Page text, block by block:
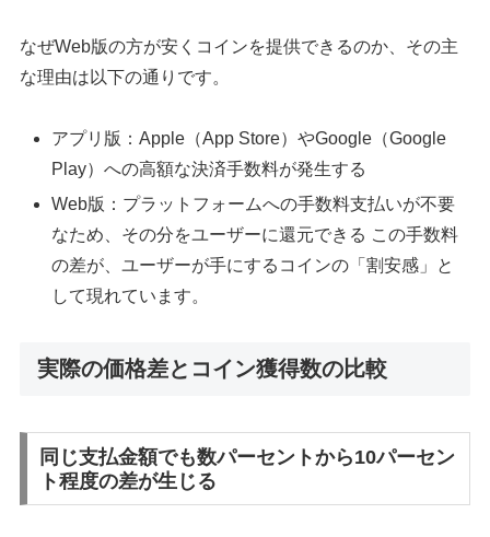
なぜWeb版の方が安くコインを提供できるのか、その主
な理由は以下の通りです。
アプリ版：Apple（App Store）やGoogle（Google
Play）への高額な決済手数料が発生する
Web版：プラットフォームへの手数料支払いが不要
なため、その分をユーザーに還元できる この手数料
の差が、ユーザーが手にするコインの「割安感」と
して現れています。
実際の価格差とコイン獲得数の比較
同じ支払金額でも数パーセントから10パーセン
ト程度の差が生じる